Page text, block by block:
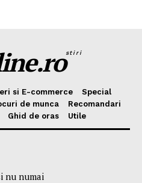
stiri
si E-commerce
Special
de munca
Recomandari
Ghid de oras Utile
nu numai